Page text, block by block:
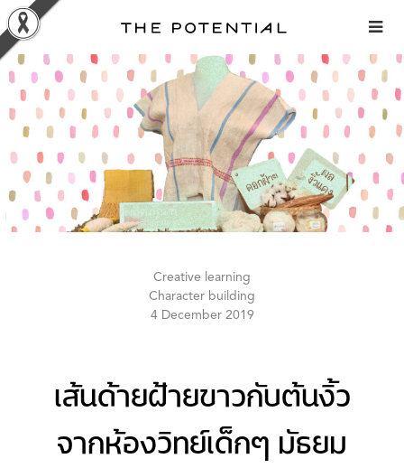
Skip
to
content
Creative learning
Character building
4 December 2019
เส้นด้ายฝ้ายขาวกับต้นงิ้ว
จากห้องวิทย์เด็กๆ มัธยม